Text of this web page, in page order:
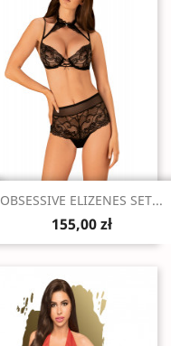
Szybki podgląd
OBSESSIVE ELIZENES SET...
155,00 zł